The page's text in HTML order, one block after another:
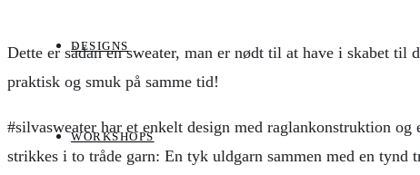
DESIGNS
WORKSHOPS
Dette er sådan en sweater, man er nødt til at have i skabet til
praktisk og smuk på samme tid!
#silvasweater har et enkelt design med raglankonstruktion
strikkes i to tråde garn: En tyk uldgarn sammen med en